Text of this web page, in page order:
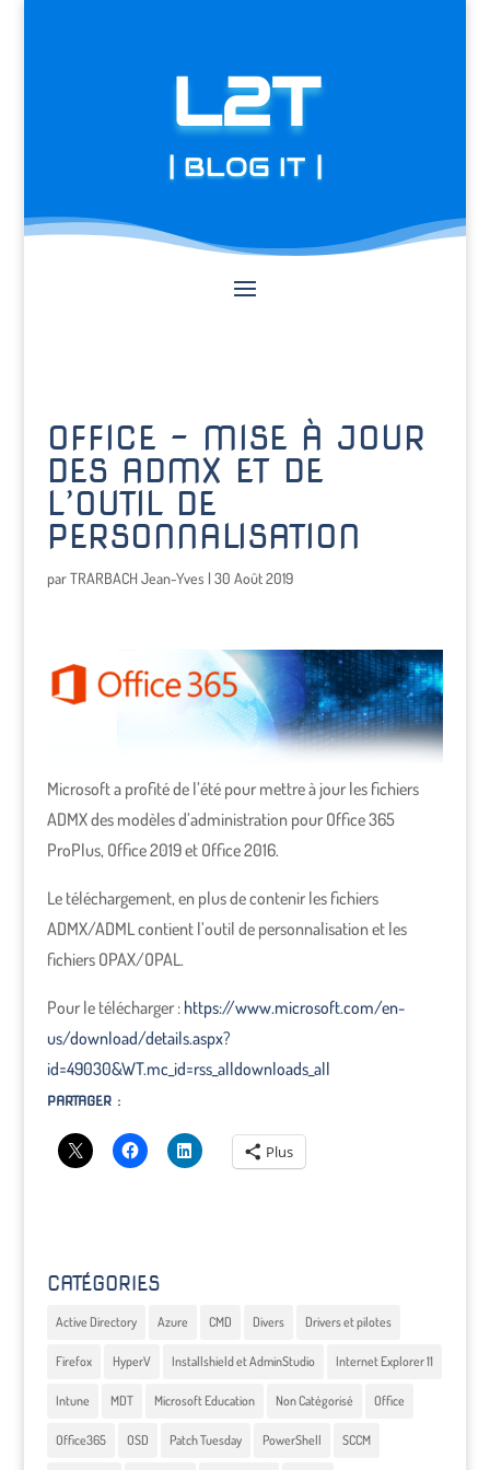
L2T
| BLOG IT |
OFFICE – MISE À JOUR
DES ADMX ET DE
L’OUTIL DE
PERSONNALISATION
parTRARBACH Jean-Yves | 30 Août 2019
Microsoft a profité de l’été pour mettre à jour les fichiers
ADMX des modèles d’administration pour Office 365
ProPlus, Office 2019 et Office 2016.
Le téléchargement, en plus de contenir les fichiers
ADMX/ADML contient l’outil de personnalisation et les
fichiers OPAX/OPAL.
Pour le télécharger : https://www.microsoft.com/en-
us/download/details.aspx?
id=49030&WT.mc_id=rss_alldownloads_all
PARTAGER :
Plus
CATÉGORIES
Active Directory Azure CMD Divers Drivers et pilotes
Firefox HyperV Installshield et AdminStudio Internet Explorer 11
Intune MDT Microsoft Education Non Catégorisé Office
Office365 OSD Patch Tuesday PowerShell SCCM